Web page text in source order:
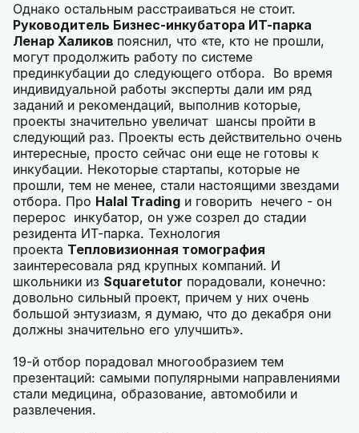
Однако остальным расстраиваться не стоит.
Руководитель Бизнес-инкубатора ИТ-парка
Ленар Халиков пояснил, что «те, кто не прошли,
могут продолжить работу по системе
прединкубации до следующего отбора. Во время
индивидуальной работы эксперты дали им ряд
заданий и рекомендаций, выполнив которые,
проекты значительно увеличат шансы пройти в
следующий раз. Проекты есть действительно очень
интересные, просто сейчас они еще не готовы к
инкубации. Некоторые стартапы, которые не
прошли, тем не менее, стали настоящими звездами
отбора. Про Halal Trading и говорить нечего - он
перерос инкубатор, он уже созрел до стадии
резидента ИТ-парка. Технология
проекта Тепловизионная томография
заинтересовала ряд крупных компаний. И
школьники из Squaretutor порадовали, конечно:
довольно сильный проект, причем у них очень
большой энтузиазм, я думаю, что до декабря они
должны значительно его улучшить».
19-й отбор порадовал многообразием тем
презентаций: самыми популярными направлениями
стали медицина, образование, автомобили и
развлечения.